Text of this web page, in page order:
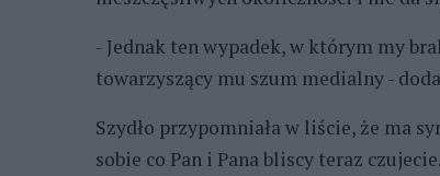
- Jednak ten wypadek, w którym my
towarzyszący mu szum medialny -
Szydło przypomniała w liście, że ma
sobie co Pan i Pana bliscy teraz